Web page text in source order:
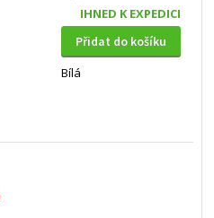
IHNED K EXPEDICI
Přidat do košíku
Bílá